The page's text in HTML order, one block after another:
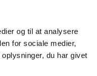
og til at analysere
for sociale medier,
du har givet
senjen 12 cm. Antal